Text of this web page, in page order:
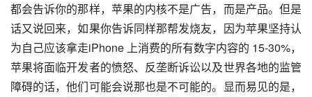
都会告诉你的那样，苹果的内核不是广告，而是产品。但是
话又说回来，如果你告诉同样那帮发烧友，因为苹果坚持认
为自己应该拿走iPhone 上消费的所有数字内容的 15-30%，
苹果将面临开发者的愤怒、反垄断诉讼以及世界各地的监管
障碍的话，他们可能会说那也是不可能的。显而易见的是，